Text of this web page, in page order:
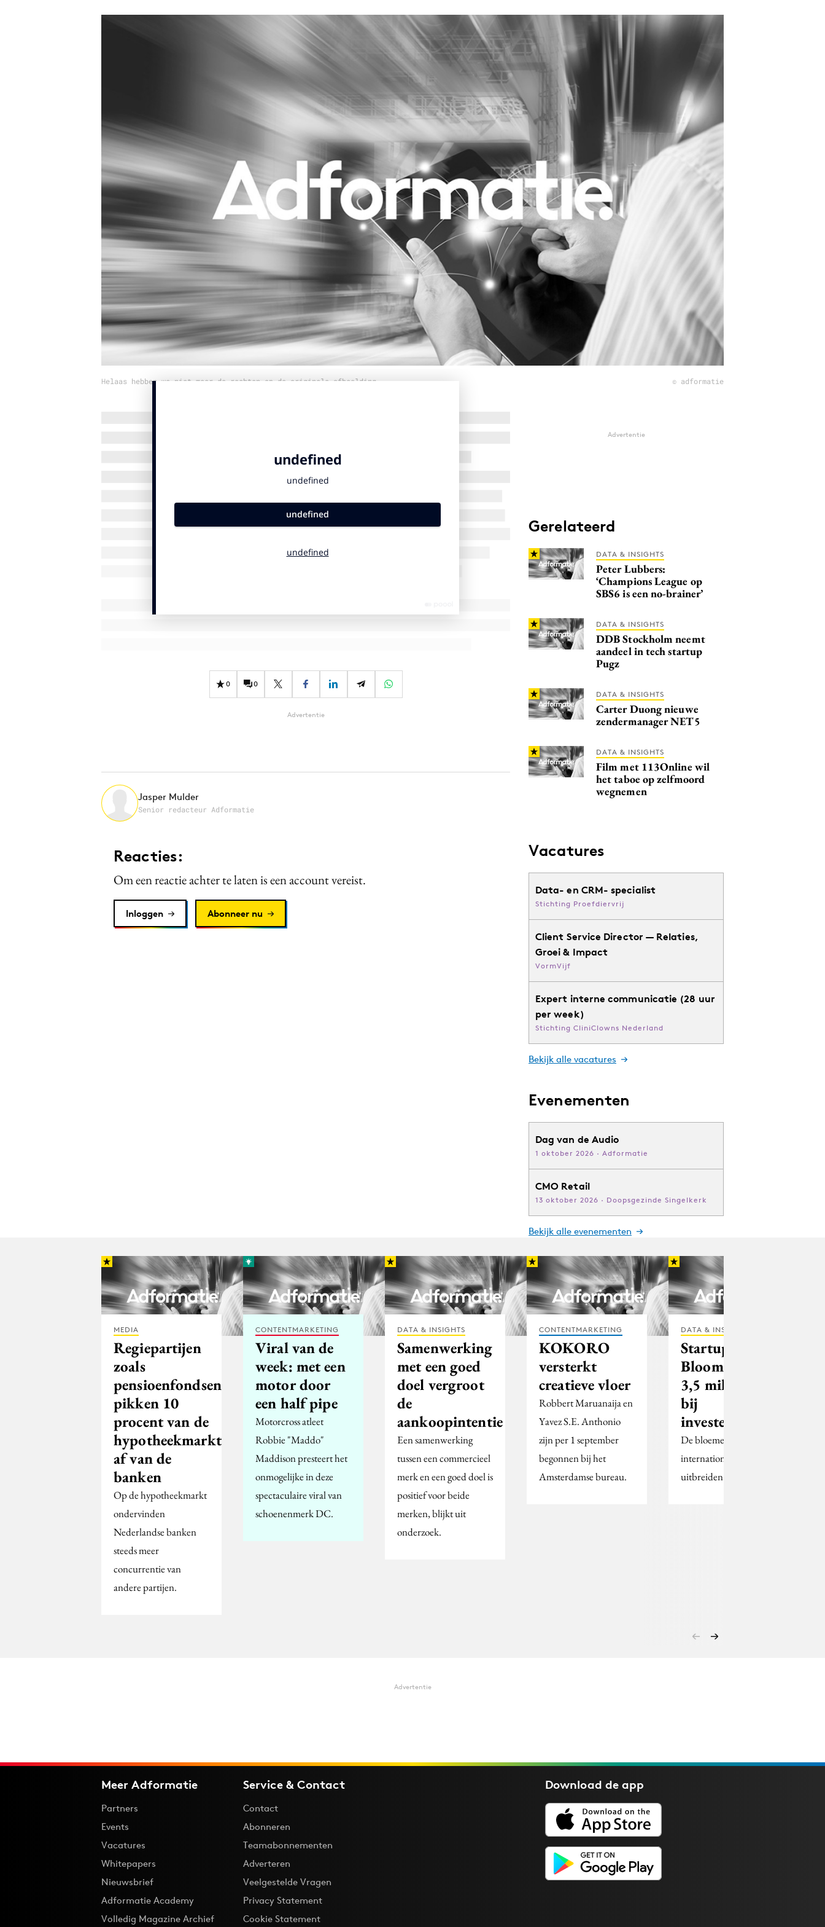
Gedragsverandering
Interne communicatie
Purpose Marketing
Reputatie & crisis
Helaas hebben we niet meer de rechten op de originele afbeelding © adformatie
0 0
Advertentie
Jasper Mulder
Senior redacteur Adformatie
Reacties:
Om een reactie achter te laten is een account vereist.
Inloggen Abonneer nu
Advertentie
Gerelateerd
DATA & INSIGHTS
Peter Lubbers:
‘Champions League op
SBS6 is een no-brainer’
DATA & INSIGHTS
DDB Stockholm neemt
aandeel in tech startup
Pugz
DATA & INSIGHTS
Carter Duong nieuwe
zendermanager NET5
DATA & INSIGHTS
Film met 113Online wil
het taboe op zelfmoord
wegnemen
Vacatures
Data- en CRM- specialist
Stichting Proefdiervrij
Client Service Director — Relaties,
Groei & Impact
VormVijf
Expert interne communicatie (28 uur
per week)
Stichting CliniClowns Nederland
Bekijk alle vacatures
Evenementen
Dag van de Audio
1 oktober 2026 · Adformatie
CMO Retail
13 oktober 2026 · Doopsgezinde Singelkerk
Bekijk alle evenementen
MEDIA
Regiepartijen
zoals
pensioenfondsen
pikken 10
procent van de
hypotheekmarkt
af van de
banken
Op de hypotheekmarkt
ondervinden
Nederlandse banken
steeds meer
concurrentie van
andere partijen.
CONTENTMARKETING
Viral van de
week: met een
motor door
een half pipe
Motorcross atleet
Robbie "Maddo"
Maddison presteert het
onmogelijke in deze
spectaculaire viral van
schoenenmerk DC.
DATA & INSIGHTS
Samenwerking
met een goed
doel vergroot
de
aankoopintentie
Een samenwerking
tussen een commercieel
merk en een goed doel is
positief voor beide
merken, blijkt uit
onderzoek.
CONTENTMARKETING
KOKORO
versterkt
creatieve vloer
Robbert Maruanaija en
Yavez S.E. Anthonio
zijn per 1 september
begonnen bij het
Amsterdamse bureau.
DATA & INSIGHTS
Startup
Bloomon haalt
3,5 miljoen op
bij
investeerders
De bloemenservice wil
internationaal
uitbreiden.
Advertentie
Meer Adformatie
Partners
Events
Vacatures
Whitepapers
Nieuwsbrief
Adformatie Academy
Volledig Magazine Archief
Service & Contact
Contact
Abonneren
Teamabonnementen
Adverteren
Veelgestelde Vragen
Privacy Statement
Cookie Statement
Download deapp